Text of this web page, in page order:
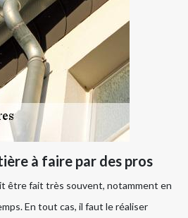
à faire par des pros
être fait très souvent, notamment en
En tout cas, il faut le réaliser